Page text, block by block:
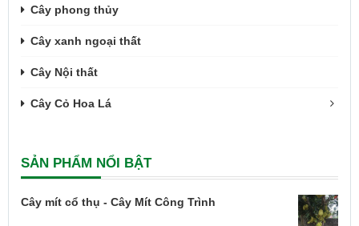
Cây phong thủy
Cây xanh ngoại thất
Cây Nội thất
Cây Cỏ Hoa Lá
SẢN PHẨM NỔI BẬT
Cây mít cổ thụ - Cây Mít Công Trình